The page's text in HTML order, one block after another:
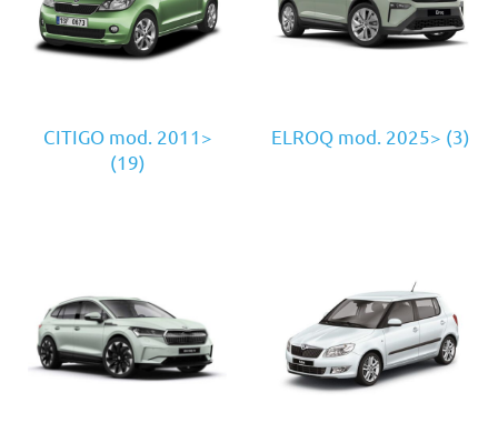
CITIGO mod. 2011>
(19)
ELROQ mod. 2025> (3)